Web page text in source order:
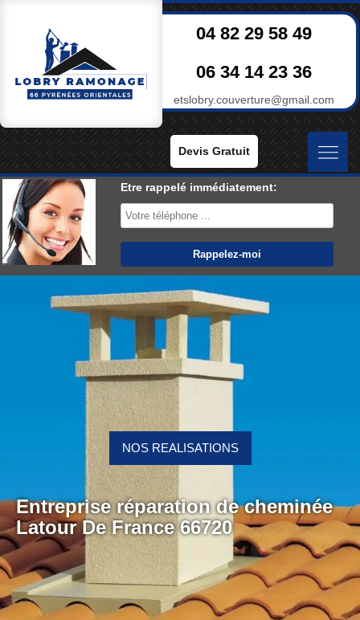
04 82 29 58 49
06 34 14 23 36
etslobry.couverture@gmail.com
Devis Gratuit
Etre rappelé immédiatement:
Entreprise réparation de cheminée
Latour De France 66720
NOS REALISATIONS